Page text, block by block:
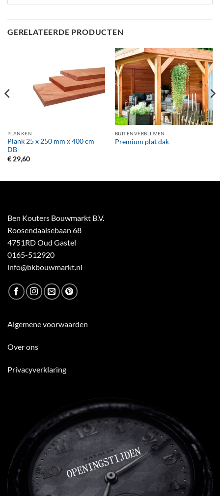
GERELATEERDE PRODUCTEN
PLANKEN
Plank 25 x 250 mm x 400 cm
DB
€29,60
BUITENVERBLIJVEN
Premium plat dak
Ben Kouters Bouwmarkt B.V.
Roosendaalsebaan 68
4751RD Oud Gastel
0165-512920
info@bkbouwmarkt.nl
Algemene voorwaarden
Over ons
Privacyverklaring